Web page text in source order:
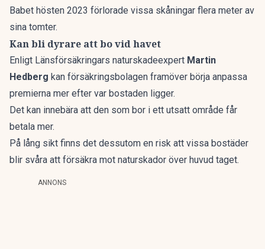
Babet hösten 2023 förlorade vissa skåningar flera meter av
sina tomter.
Kan bli dyrare att bo vid havet
Enligt Länsförsäkringars naturskadeexpert Martin
Hedberg kan försäkringsbolagen framöver börja anpassa
premierna mer efter var bostaden ligger.
Det kan innebära att den som bor i ett utsatt område får
betala mer.
På lång sikt finns det dessutom en risk att vissa bostäder
blir svåra att försäkra mot naturskador över huvud taget.
ANNONS